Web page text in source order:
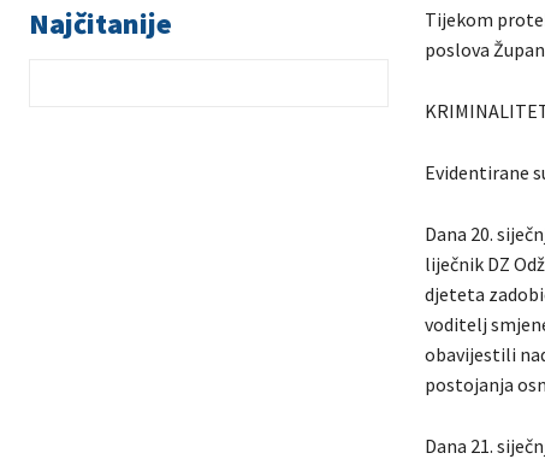
Najčitanije
Tijekom
poslova
Evidentirane
Dana 20.
liječnik DZ
djeteta
voditelj
obavijestili
postojanja
Dana 21.